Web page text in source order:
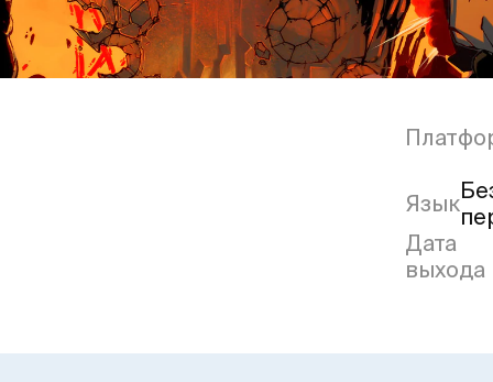
Язык
Дата
выхода